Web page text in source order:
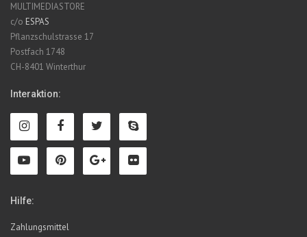
MULTIMEDIASTORE
c/o ESPAS
Pflanzschulstrasse 17
Postfach 1748
CH-8401 Winterthur
Interaktion:
Hilfe:
Zahlungsmittel